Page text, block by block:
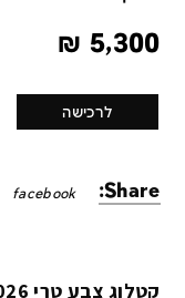
5,300
₪
לרכישה
Share:
facebook
קטלוג צבע טרי 2026